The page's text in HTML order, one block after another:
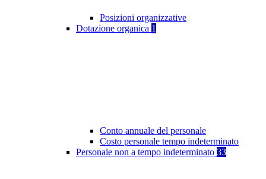
Posizioni organizzative
Dotazione organica 1
Conto annuale del personale
Costo personale tempo indeterminato
Personale non a tempo indeterminato 33